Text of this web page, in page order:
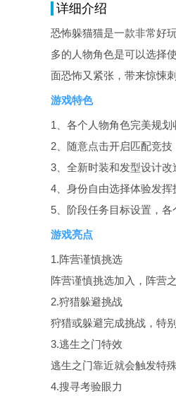
详细介绍
恐怖躲猫猫是一款非常好
多的人物角色是可以选择
面恐怖又紧张，带来惊悚
游戏特色
1、各个人物角色完美规
2、随意点击开启匹配竞
3、全新时装和发型设计改
4、身份自由选择体验发挥
5、阶段任务目标设置，
游戏亮点
1.阵营谨慎挑选
阵营谨慎挑选加入，阵营
2.狩猎躲避挑战
狩猎或躲避完成挑战，特
3.逃生之门特效
逃生之门靠近就会触发特
4.搜寻考验眼力